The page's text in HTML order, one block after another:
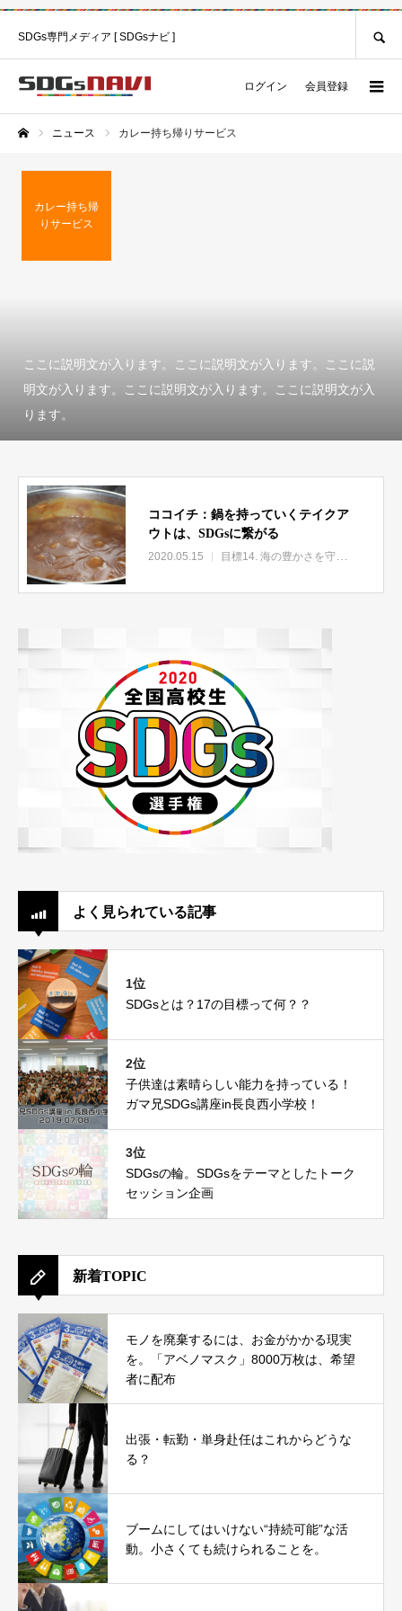
SDGs専門メディア [ SDGsナビ ]
ログイン 会員登録
ニュース カレー持ち帰りサービス
カレー持ち帰
りサービス
ここに説明文が入ります。ここに説明文が入ります。ここに説
明文が入ります。ここに説明文が入ります。ここに説明文が入
ります。
ココイチ：鍋を持っていくテイクア
ウトは、SDGsに繋がる
2020.05.15 目標14. 海の豊かさを守ろう
よく見られている記事
1位
SDGsとは？17の目標って何？？
2位
子供達は素晴らしい能力を持っている！
ガマ兄SDGs講座in長良西小学校！
3位
SDGsの輪。SDGsをテーマとしたトーク
セッション企画
新着TOPIC
モノを廃棄するには、お金がかかる現実
を。「アベノマスク」8000万枚は、希望
者に配布
出張・転勤・単身赴任はこれからどうな
る？
ブームにしてはいけない“持続可能”な活
動。小さくても続けられることを。